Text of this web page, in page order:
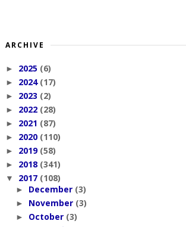
ARCHIVE
► 2025 (6)
► 2024 (17)
► 2023 (2)
► 2022 (28)
► 2021 (87)
► 2020 (110)
► 2019 (58)
► 2018 (341)
▼ 2017 (108)
► December (3)
► November (3)
► October (3)